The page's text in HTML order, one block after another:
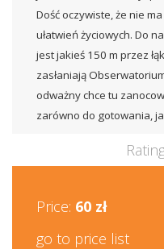
Dość oczywiste, że nie
ułatwień życiowych. Do
jest jakieś 150 m przez
zasłaniają
odważny chce tu
zarówno do gotowania,
Price: 60 zł
go to price list